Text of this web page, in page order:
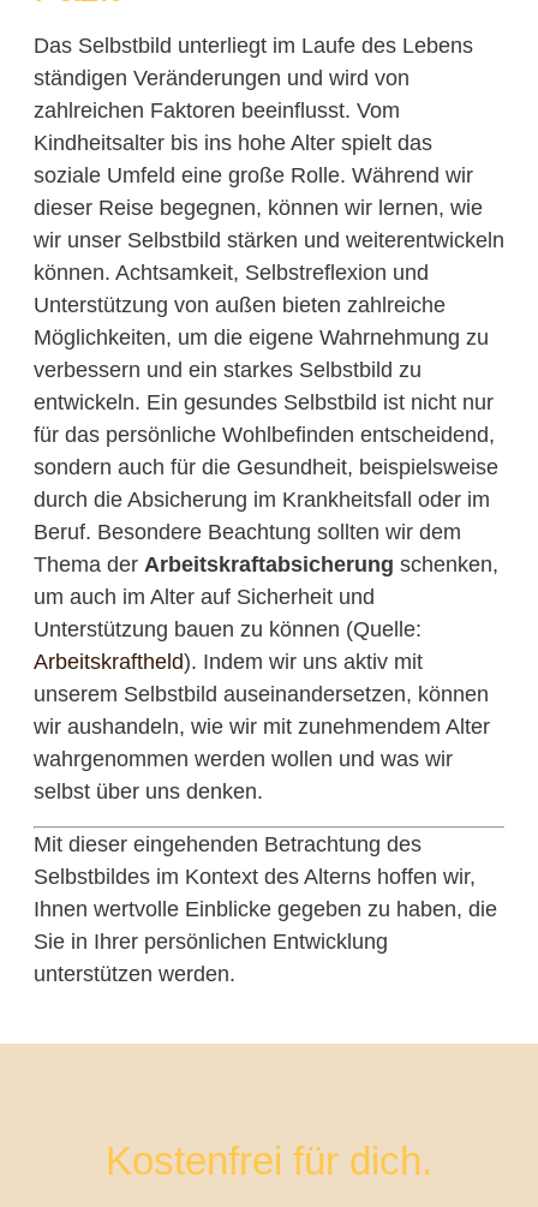
Das Selbstbild unterliegt im Laufe des Lebens
ständigen Veränderungen und wird von
zahlreichen Faktoren beeinflusst. Vom
Kindheitsalter bis ins hohe Alter spielt das
soziale Umfeld eine große Rolle. Während wir
dieser Reise begegnen, können wir lernen, wie
wir unser Selbstbild stärken und weiterentwickeln
können. Achtsamkeit, Selbstreflexion und
Unterstützung von außen bieten zahlreiche
Möglichkeiten, um die eigene Wahrnehmung zu
verbessern und ein starkes Selbstbild zu
entwickeln. Ein gesundes Selbstbild ist nicht nur
für das persönliche Wohlbefinden entscheidend,
sondern auch für die Gesundheit, beispielsweise
durch die Absicherung im Krankheitsfall oder im
Beruf. Besondere Beachtung sollten wir dem
Thema der Arbeitskraftabsicherung schenken,
um auch im Alter auf Sicherheit und
Unterstützung bauen zu können (Quelle:
Arbeitskraftheld). Indem wir uns aktiv mit
unserem Selbstbild auseinandersetzen, können
wir aushandeln, wie wir mit zunehmendem Alter
wahrgenommen werden wollen und was wir
selbst über uns denken.
Mit dieser eingehenden Betrachtung des
Selbstbildes im Kontext des Alterns hoffen wir,
Ihnen wertvolle Einblicke gegeben zu haben, die
Sie in Ihrer persönlichen Entwicklung
unterstützen werden.
Kostenfrei für dich.